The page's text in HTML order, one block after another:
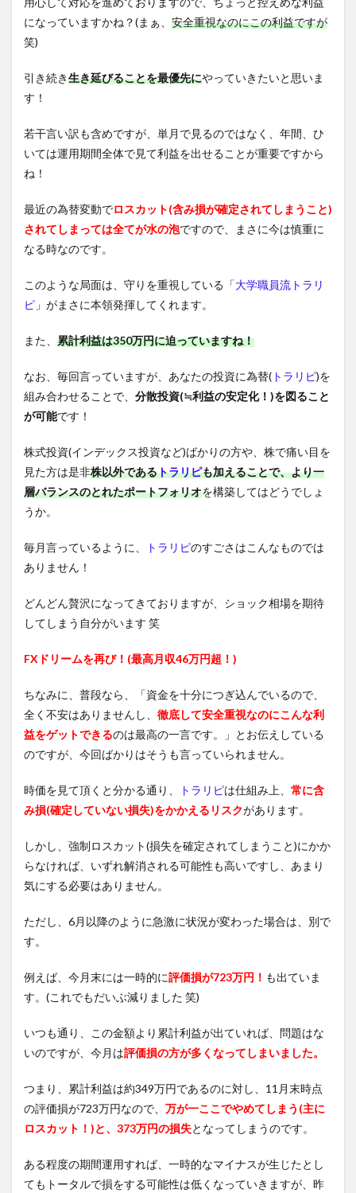
になっていますかね？(まぁ、 安全重視なのにこの利益ですが
笑)
引き続き生き延びることを最優先にやっていきたいと思いま
す！
若干言い訳も含めですが、単月で見るのではなく、年間、ひ
いては運用期間全体で見て利益を出せることが重要ですから
ね！
最近の為替変動でロスカット(含み損が確定されてしまうこと)
されてしまっては全てが水の泡ですので、まさに今は慎重に
なる時なのです。
このような局面は、守りを重視している「大学職員流トラリ
ピ 」がまさに本領発揮してくれます。
また、 累計利益は350万円に迫っていますね！
なお、毎回言っていますが、あなたの投資に為替( トラリピ)を
組み合わせることで、 分散投資(≒利益の安定化！)を図ること
が可能です！
株式投資(インデックス投資など)ばかりの方や、株で痛い目を
見た方は是非株以外であるトラリピも加えることで、より一
層バランスのとれたポートフォリオを構築してはどうでしょ
うか。
毎月言っているように、 トラリピのすごさはこんなものでは
ありません！
どんどん贅沢になってきておりますが、ショック相場を期待
してしまう自分がいます 笑
FXドリームを再び！(最高月収46万円超！)
ちなみに、普段なら、「資金を十分につぎ込んでいるので、
全く不安はありませんし、 徹底して安全重視なのにこんな利
益をゲットできるのは最高の一言です。」とお伝えしている
のですが、今回ばかりはそうも言っていられません。
時価を見て頂くと分かる通り、 トラリピは仕組み上、 常に含
み損(確定していない損失)をかかえるリスクがあります。
しかし、強制ロスカット(損失を確定されてしまうこと)にかか
らなければ、いずれ解消される可能性も高いですし、あまり
気にする必要はありません。
ただし、6月以降のように急激に状況が変わった場合は、別で
す。
例えば、今月末には一時的に評価損が723万円！ も出ていま
す。(これでもだいぶ減りました 笑)
いつも通り、この金額より累計利益が出ていれば、問題はな
いのですが、今月は評価損の方が多くなってしまいました。
つまり、累計利益は約349万円であるのに対し、11月末時点
の評価損が723万円なので、 万が一ここでやめてしまう(主に
ロスカット！)と、373万円の損失となってしまうのです。
ある程度の期間運用すれば、一時的なマイナスが生じたとし
てもトータルで損をする可能性は低くなっていきますが、昨